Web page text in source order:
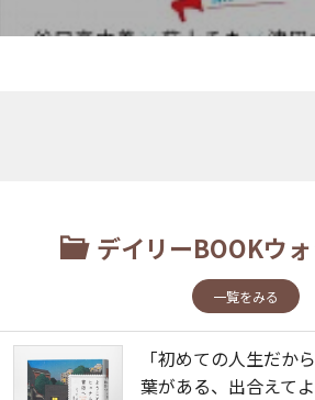
デイリーBOOKウ
一覧をみる
「初めての人生だか
葉がある、出合えて